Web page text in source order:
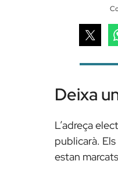
Deixa
L’adreça
publicarà.
estan